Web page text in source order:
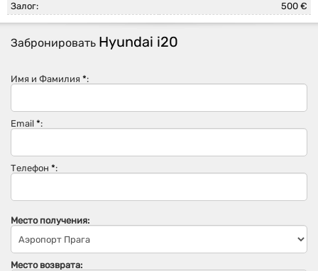
Залог:
500 €
Забронировать Hyundai i20
Имя и Фамилия *:
Email *:
Телефон *:
Место получения:
Место возврата: